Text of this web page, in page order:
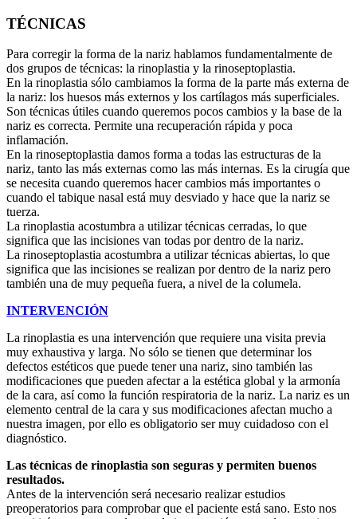
TÉCNICAS
Para corregir la forma de la nariz hablamos fundamentalmente de
dos grupos de técnicas: la rinoplastia y la rinoseptoplastia.
En la rinoplastia sólo cambiamos la forma de la parte más externa de
la nariz: los huesos más externos y los cartílagos más superficiales.
Son técnicas útiles cuando queremos pocos cambios y la base de la
nariz es correcta. Permite una recuperación rápida y poca
inflamación.
En la rinoseptoplastia damos forma a todas las estructuras de la
nariz, tanto las más externas como las más internas. Es la cirugía que
se necesita cuando queremos hacer cambios más importantes o
cuando el tabique nasal está muy desviado y hace que la nariz se
tuerza.
La rinoplastia acostumbra a utilizar técnicas cerradas, lo que
significa que las incisiones van todas por dentro de la nariz.
La rinoseptoplastia acostumbra a utilizar técnicas abiertas, lo que
significa que las incisiones se realizan por dentro de la nariz pero
también una de muy pequeña fuera, a nivel de la columela.
INTERVENCIÓN
La rinoplastia es una intervención que requiere una visita previa
muy exhaustiva y larga. No sólo se tienen que determinar los
defectos estéticos que puede tener una nariz, sino también las
modificaciones que pueden afectar a la estética global y la armonía
de la cara, así como la función respiratoria de la nariz. La nariz es un
elemento central de la cara y sus modificaciones afectan mucho a
nuestra imagen, por ello es obligatorio ser muy cuidadoso con el
diagnóstico.
Las técnicas de rinoplastia son seguras y permiten buenos
resultados.
Antes de la intervención será necesario realizar estudios
preoperatorios para comprobar que el paciente está sano. Esto nos